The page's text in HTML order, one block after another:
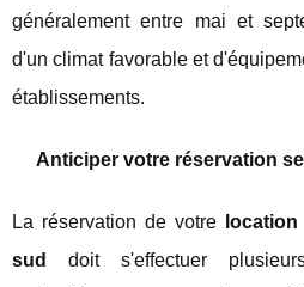
généralement entre mai et
d'un climat favorable et
établissements.
Anticiper votre réservation
La réservation de votre
sud
doit s'effectuer